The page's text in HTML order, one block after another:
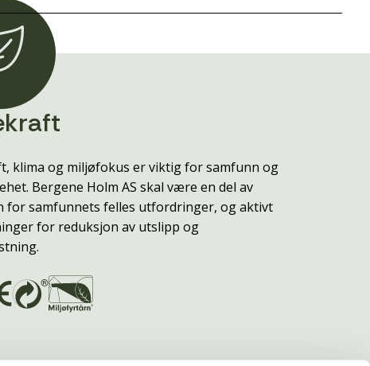
klima og miljøfokus er viktig for samfunn og
Bergene Holm AS skal være en del av
for samfunnets felles utfordringer, og aktivt
for reduksjon av utslipp og